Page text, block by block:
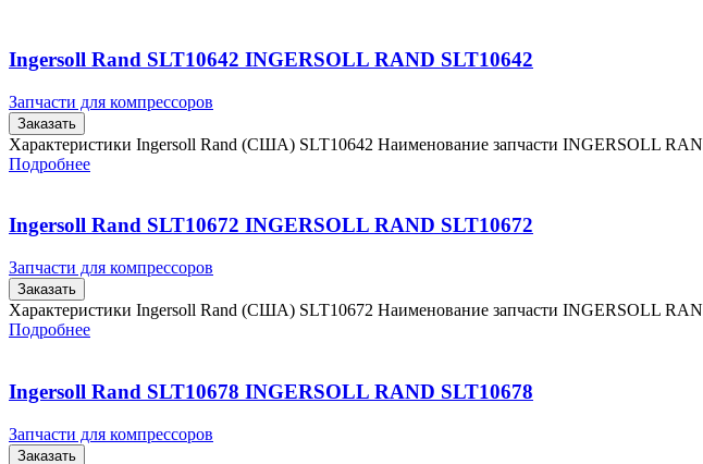
Ingersoll Rand SLT10642 INGERSOLL RAND SLT10642
Запчасти для компрессоров
Заказать
Характеристики Ingersoll Rand (США) SLT10642 Наименование запчасти INGERSOLL
Подробнее
Ingersoll Rand SLT10672 INGERSOLL RAND SLT10672
Запчасти для компрессоров
Заказать
Характеристики Ingersoll Rand (США) SLT10672 Наименование запчасти INGERSOLL
Подробнее
Ingersoll Rand SLT10678 INGERSOLL RAND SLT10678
Запчасти для компрессоров
Заказать